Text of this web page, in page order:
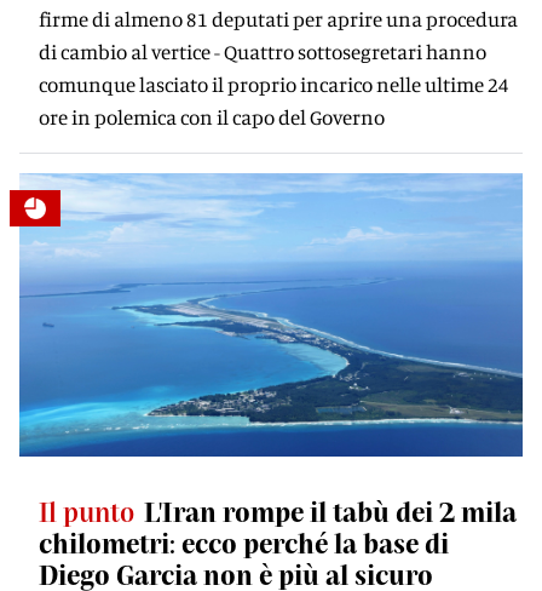
firme di almeno 81 deputati per aprire una procedura
di cambio al vertice - Quattro sottosegretari hanno
comunque lasciato il proprio incarico nelle ultime 24
ore in polemica con il capo del Governo
Il punto L'Iran rompe il tabù dei 2 mila
chilometri: ecco perché la base di
Diego Garcia non è più al sicuro